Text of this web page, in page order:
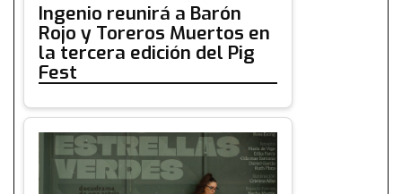
Ingenio reunirá a Barón
Rojo y Toreros Muertos en
la tercera edición del Pig
Fest